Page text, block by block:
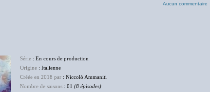
Aucun commentaire
Série : En cours de production
Origine : Italienne
Créée en 2018 par : Niccolò Ammaniti
Nombre de saisons : 01 (8 épisodes)